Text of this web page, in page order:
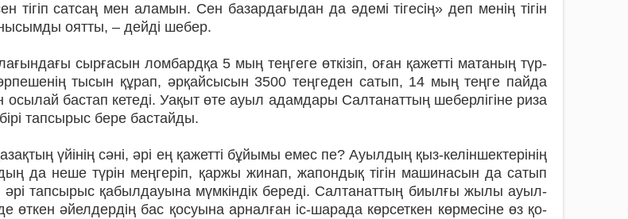
тігіп сатсаң мен аламын. Сен базардағыдан да әдемі тігесің» деп менің тігін
оятты, – дейді шебер.
сыр­ғасын ломбардқа 5 мың теңгеге өткізіп, оған қажетті матаның түр-
тысын құрап, әрқайсысын 3500 теңгеден сатып, 14 мың теңге пайда
осылай бастап ке­теді. Уақыт өте ауыл адамдары Сал­танаттың шеберлігіне риза
тапсырыс бере бас­тайды.
үйі­нің сәні, әрі ең қажетті бұйы­мы емес пе? Ауылдың қыз-келіншектерінің
да неше түрін меңгеріп, қаржы жинап, жа­пон­дық тігін машинасын да сатып
тапсы­рыс қабылдауына мүмкіндік бе­реді. Салтанаттың биылғы жылы ауыл­
өткен әйел­дердің бас қосуына арналған іс-ша­рада көрсеткен көрмесіне өз қо­